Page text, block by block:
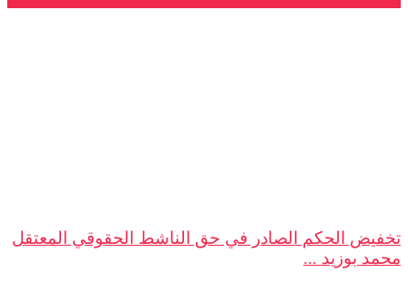
تخفيض الحكم الصادر في حق الناشط الحقوقي المعتقل
محمد بوزيد ...